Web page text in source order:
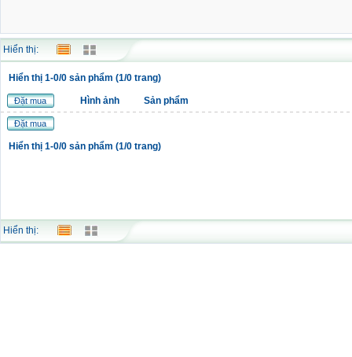
Hiển thị:
Hiển thị 1-0/0 sản phẩm (1/0 trang)
Đặt mua Hình ảnh Sản phẩm
Đặt mua
Hiển thị 1-0/0 sản phẩm (1/0 trang)
Hiển thị: